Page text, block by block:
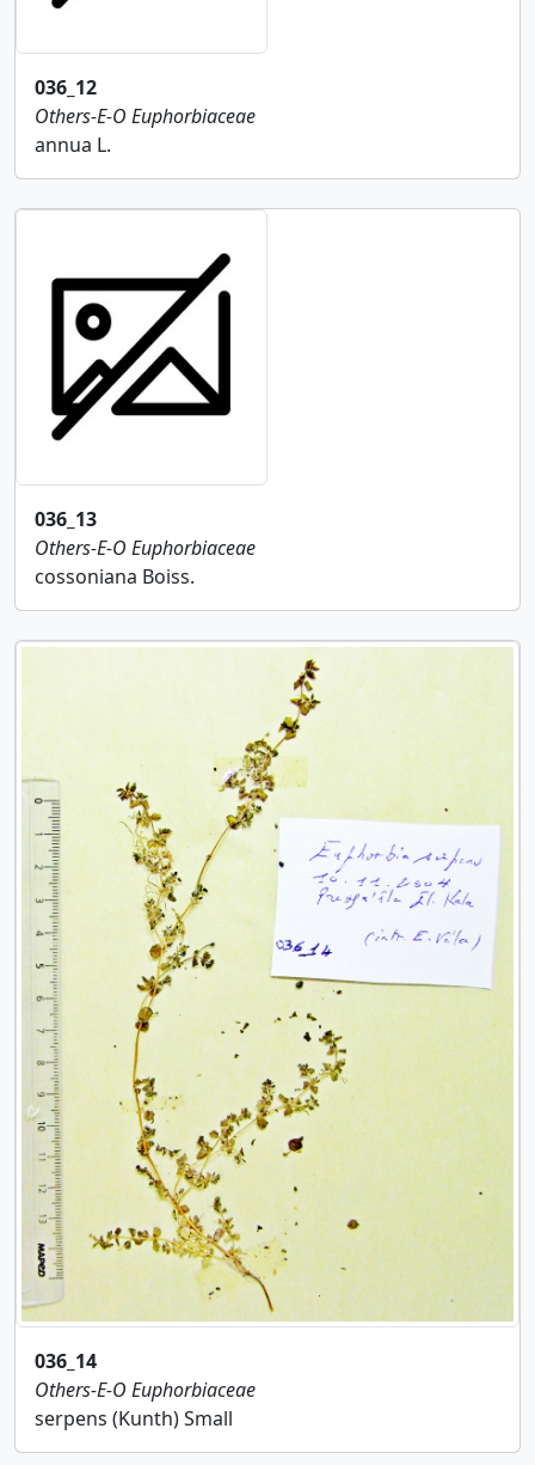
036_12
Others-E-O Euphorbiaceae
annua L.
036_13
Others-E-O Euphorbiaceae
cossoniana Boiss.
036_14
Others-E-O Euphorbiaceae
serpens (Kunth) Small